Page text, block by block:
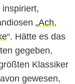
„Ach,
“. Hätte es das
gegeben,
Klassiker
gewesen,